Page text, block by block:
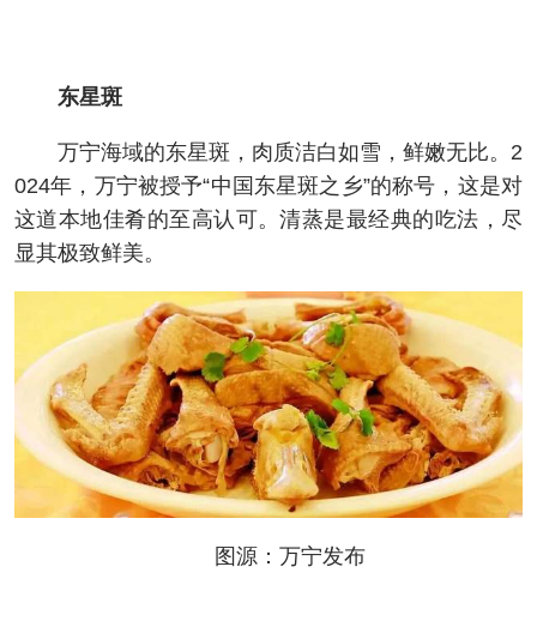
东星斑
万宁海域的东星斑，肉质洁白如雪，鲜嫩无比。2
024年，万宁被授予“中国东星斑之乡”的称号，这是对
这道本地佳肴的至高认可。清蒸是最经典的吃法，尽
显其极致鲜美。
图源：万宁发布